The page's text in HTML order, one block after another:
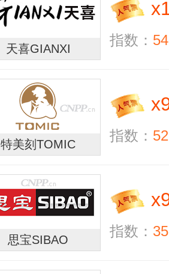
天喜GIANXI
x
指数：
特美刻TOMIC
x
指数：
思宝SIBAO
x
指数：